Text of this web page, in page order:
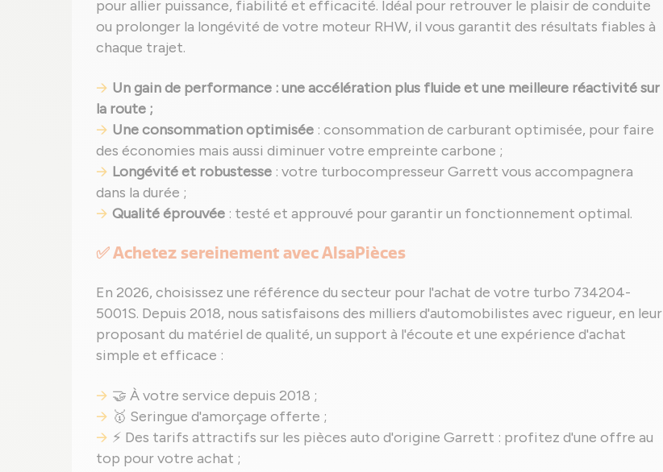
pour allier puissance, fiabilité et efficacité. Idéal pour retrouver le plaisir de conduite
ou prolonger la longévité de votre moteur RHW, il vous garantit des résultats fiables à
chaque trajet.
Un gain de performance : une accélération plus fluide et une meilleure réactivité sur
la route ;
Une consommation optimisée : consommation de carburant optimisée, pour faire
des économies mais aussi diminuer votre empreinte carbone ;
Longévité et robustesse : votre turbocompresseur Garrett vous accompagnera
dans la durée ;
Qualité éprouvée : testé et approuvé pour garantir un fonctionnement optimal.
✅ Achetez sereinement avec AlsaPièces
En 2026, choisissez une référence du secteur pour l'achat de votre turbo 734204-
5001S. Depuis 2018, nous satisfaisons des milliers d'automobilistes avec rigueur, en leur
proposant du matériel de qualité, un support à l'écoute et une expérience d'achat
simple et efficace :
🤝 À votre service depuis 2018 ;
🥇 Seringue d'amorçage offerte ;
⚡ Des tarifs attractifs sur les pièces auto d'origine Garrett : profitez d'une offre au
top pour votre achat ;